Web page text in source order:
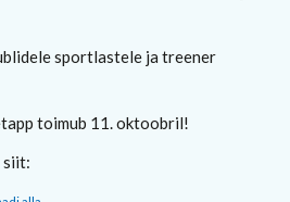
sportlastele ja treener
toimub 11. oktoobril!
siit: